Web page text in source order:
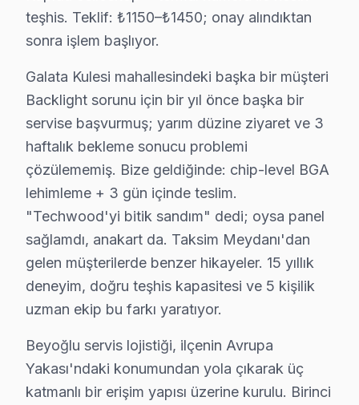
Tomtom Techwood Servis
Techwood TV Tomtom'de internet bağlantısı sorunuyla
Beyoğlu TV Servis Merkezi →
Yahya Kahya Techwood Servis
Yahya Kahya'deki Techwood TV sahiplerinin yüzde
Yenişehir Techwood Servis
Yenişehir sakinlerine özel: Techwood TV tamirinde parça
Yenişehir Techwood Açılmıyor Arıza →
Beyoğlu Techwood TV Servis Hizmet Bölgesi
Beyoğlu bölgesine kapıya gelen Techwood TV tamir servisi
teşhis. Teklif: ₺1150–₺1450; onay alındıktan
sonra işlem başlıyor.
Galata Kulesi mahallesindeki başka bir müşteri
Backlight sorunu için bir yıl önce başka bir
servise başvurmuş; yarım düzine ziyaret ve 3
haftalık bekleme sonucu problemi
çözülememiş. Bize geldiğinde: chip-level BGA
lehimleme + 3 gün içinde teslim.
"Techwood'yi bitik sandım" dedi; oysa panel
sağlamdı, anakart da. Taksim Meydanı'dan
gelen müşterilerde benzer hikayeler. 15 yıllık
deneyim, doğru teşhis kapasitesi ve 5 kişilik
uzman ekip bu farkı yaratıyor.
Beyoğlu servis lojistiği, ilçenin Avrupa
Yakası'ndaki konumundan yola çıkarak üç
katmanlı bir erişim yapısı üzerine kurulu. Birinci